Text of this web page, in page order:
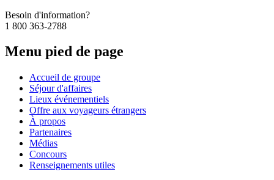
Besoin d'information?
1 800 363-2788
Menu pied de page
Accueil de groupe
Séjour d'affaires
Lieux événementiels
Offre aux voyageurs étrangers
À propos
Partenaires
Médias
Concours
Renseignements utiles